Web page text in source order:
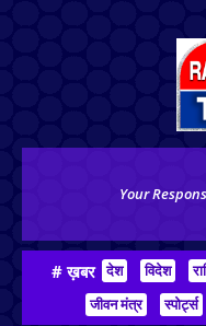
Your
# ख़बर देश विदेश
जीवन मंत्र
स्पोर्ट्स